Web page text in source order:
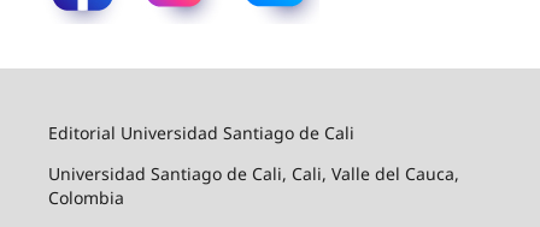
Editorial Universidad Santiago de Cali
Universidad Santiago de Cali, Cali, Valle del Cauca,
Colombia